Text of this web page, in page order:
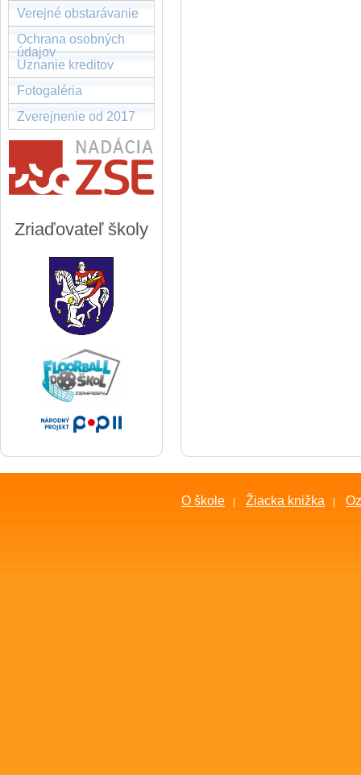
Verejné obstarávanie
Ochrana osobných
údajov
Uznanie kreditov
Fotogaléria
Zverejnenie od 2017
Zriaďovateľ školy
O škole Žiacka knižka